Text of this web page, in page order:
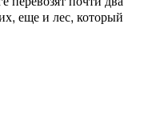
еще и лес, который